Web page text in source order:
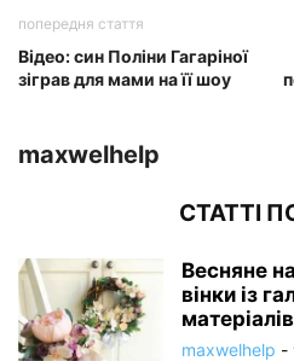
попередня стаття
Відео: син Поліни Гагаріної
зіграв для мами на її шоу
maxwelhelp
СТАТТІ
Весняне
вінки із
матеріалів
maxwelhelp -